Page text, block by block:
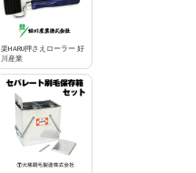
楽HARU押さえローラー 好
川産業